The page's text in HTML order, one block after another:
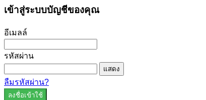
เข้าสู่ระบบบัญชีของคุณ
อีเมลล์
รหัสผ่าน
แสดง
ลืมรหัสผ่าน?
ลงชื่อเข้าใช้